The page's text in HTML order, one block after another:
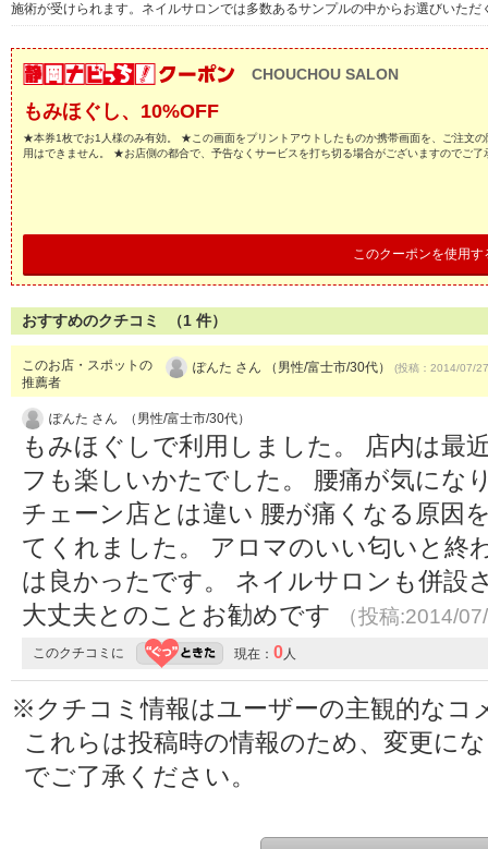
施術が受けられます。ネイルサロンでは多数あるサンプルの中からお選びいた
CHOUCHOU SALON
もみほぐし、10%OFF
★本券1枚でお1人様のみ有効。 ★この画面をプリントアウトしたものか携帯画面を、ご注文
用はできません。 ★お店側の都合で、予告なくサービスを打ち切る場合がございますのでご了
このクーポンを使用す
おすすめのクチコミ （1 件）
このお店・スポットの
推薦者
ぽんた さん （男性/富士市/30代） (投稿：2014/07/
ぽんた さん （男性/富士市/30代）
もみほぐしで利用しました。 店内は最
フも楽しいかたでした。 腰痛が気にな
チェーン店とは違い 腰が痛くなる原因
てくれました。 アロマのいい匂いと終
は良かったです。 ネイルサロンも併設
大丈夫とのことお勧めです
（投稿:2014/
このクチコミに 現在： 0人
※クチコミ情報はユーザーの主観的なコ
これらは投稿時の情報のため、変更に
でご了承ください。